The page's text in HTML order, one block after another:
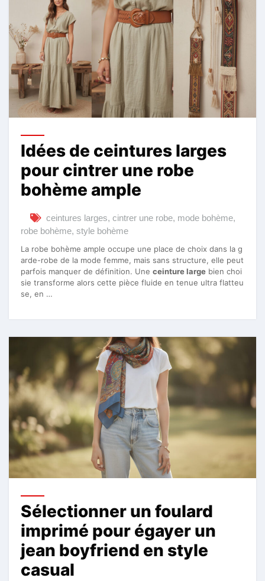
Idées de ceintures larges
pour cintrer une robe
bohème ample
ceintures larges, cintrer une robe, mode bohème,
robe bohème, style bohème
La robe bohème ample occupe une place de choix dans la g
arde-robe de la mode femme, mais sans structure, elle peut
parfois manquer de définition. Une ceinture large bien choi
sie transforme alors cette pièce fluide en tenue ultra flatteu
se, en …
Sélectionner un foulard
imprimé pour égayer un
jean boyfriend en style
casual